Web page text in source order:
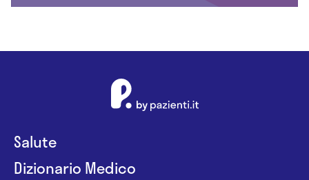
Salute
Dizionario Medico